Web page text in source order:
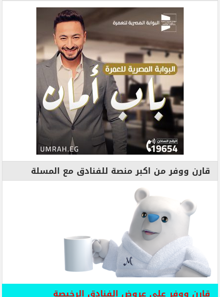
قارن ووفر من اكبر منصة للفنادق مع المسلة
قارن ووفر علي عروض الفنادق الرخيصة